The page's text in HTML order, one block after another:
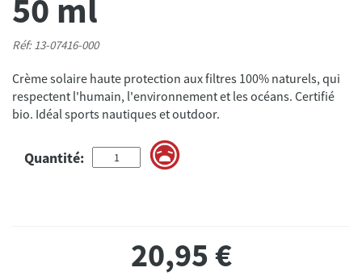
50 ml
Réf: 13-07416-000
Crème solaire haute protection aux filtres 100% naturels, qui
respectent l'humain, l'environnement et les océans. Certifié
bio. Idéal sports nautiques et outdoor.
Quantité:
20,95€